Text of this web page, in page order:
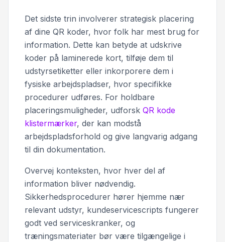
Det sidste trin involverer strategisk placering
af dine QR koder, hvor folk har mest brug for
information. Dette kan betyde at udskrive
koder på laminerede kort, tilføje dem til
udstyrsetiketter eller inkorporere dem i
fysiske arbejdspladser, hvor specifikke
procedurer udføres. For holdbare
placeringsmuligheder, udforsk QR kode
klistermærker, der kan modstå
arbejdspladsforhold og give langvarig adgang
til din dokumentation.
Overvej konteksten, hvor hver del af
information bliver nødvendig.
Sikkerhedsprocedurer hører hjemme nær
relevant udstyr, kundeservicescripts fungerer
godt ved serviceskranker, og
træningsmateriater bør være tilgængelige i